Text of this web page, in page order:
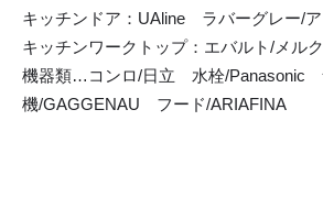
キッチンドア：UAline ラバーグレー/
キッチンワークトップ：エバルト/メル
機器類…コンロ/日立 水栓/Panasonic
機/GAGGENAU フード/ARIAFINA